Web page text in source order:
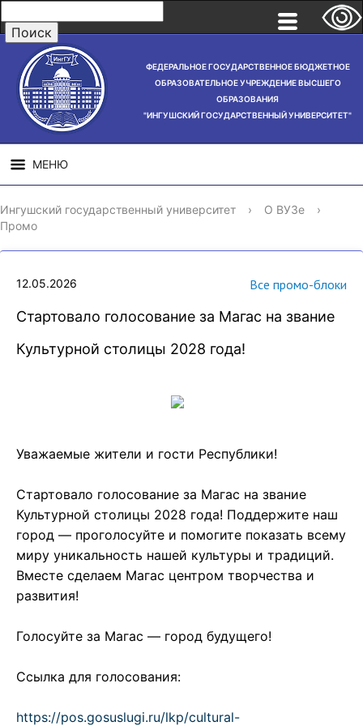
ФЕДЕРАЛЬНОЕ ГОСУДАРСТВЕННОЕ БЮДЖЕТНОЕ
ОБРАЗОВАТЕЛЬНОЕ УЧРЕЖДЕНИЕ ВЫСШЕГО
ОБРАЗОВАНИЯ
"ИНГУШСКИЙ ГОСУДАРСТВЕННЫЙ УНИВЕРСИТЕТ"
МЕНЮ
СВЕДЕНИЯ ОБ
ОБРАЗОВАТЕЛЬНОЙ
НАУЧНАЯ
ДЕЯТЕЛЬНОСТЬ
Ингушский государственный университет › О ВУЗе
›
Промо
12.05.2026 Все промо-блоки
Стартовало голосование за Магас на звание
Культурной столицы 2028 года!
Уважаемые жители и гости Республики!
Стартовало голосование за Магас на звание
Культурной столицы 2028 года! Поддержите наш
город — проголосуйте и помогите показать всему
миру уникальность нашей культуры и традиций.
Вместе сделаем Магас центром творчества и
развития!
Голосуйте за Магас — город будущего!
Ссылка для голосования:
https://pos.gosuslugi.ru/lkp/cultural-